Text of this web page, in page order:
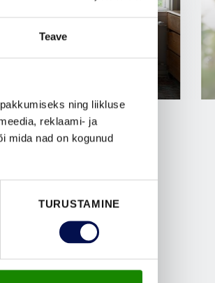
Teave
ning liikluse
reklaami- ja
mida nad on kogunud
TURUSTAMINE